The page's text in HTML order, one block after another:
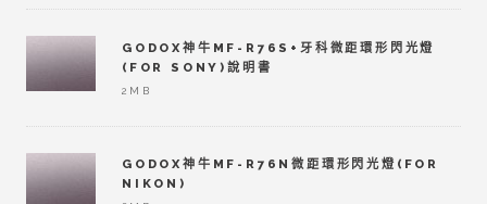
GODOX神牛MF-R76S+牙科微距環形閃光燈
(FOR SONY)說明書
2MB
GODOX神牛MF-R76N微距環形閃光燈(FOR
NIKON)